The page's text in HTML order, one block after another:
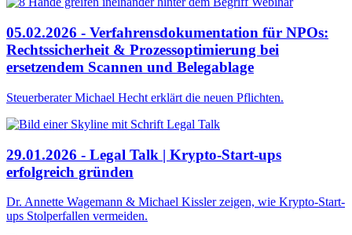
05.02.2026 - Verfahrensdokumentation für NPOs:
Rechtssicherheit & Prozessoptimierung bei
ersetzendem Scannen und Belegablage
Steuerberater Michael Hecht erklärt die neuen Pflichten.
29.01.2026 - Legal Talk | Krypto-Start-ups
erfolgreich gründen
Dr. Annette Wagemann & Michael Kissler zeigen, wie Krypto-Start-
ups Stolperfallen vermeiden.